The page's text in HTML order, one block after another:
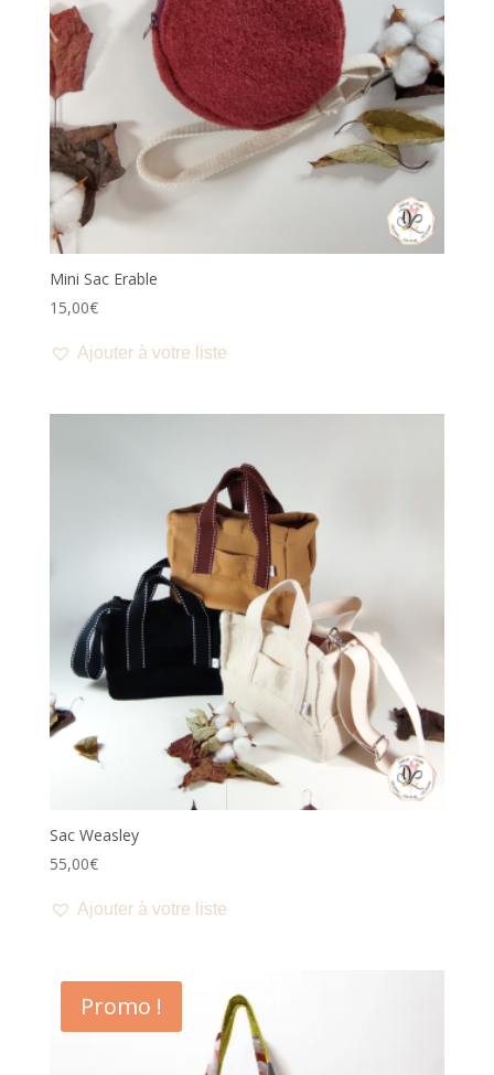
Mini Sac Erable
15,00€
Ajouter à votre liste
Sac Weasley
55,00€
Ajouter à votre liste
Promo !